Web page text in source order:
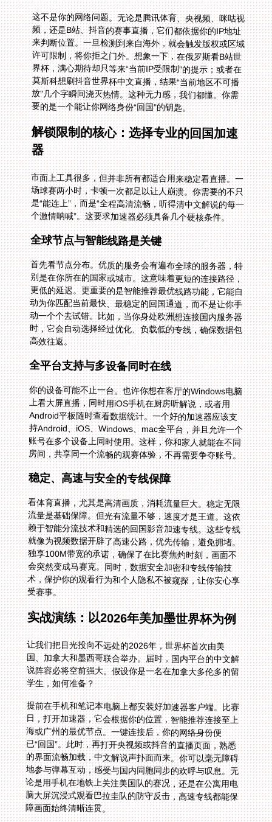
这不是你的网络问题。无论是腾讯体育、央视频、咪咕视
频，还是B站、抖音的赛事直播，它们都依据你的IP地址
来判断位置。一旦检测到来自海外，就会触发版权或区域
许可限制，将你拒之门外。想象一下，在俄罗斯看B站世
界杯，满心期待却只等来“当前IP受限制”的提示；或者在
莫斯科想刷抖音世界杯中文直播，结果“当前地区不可播
放”几个字瞬间浇灭热情。这种无力感，我们都懂。你需
要的是一个能让你网络身份“回国”的钥匙。
解锁限制的核心：选择专业的回国加速
器
市面上工具很多，但并非所有都适合用来稳定看直播。一
场球赛两小时，卡顿一次都足以让人崩溃。你需要的不只
是“能连上”，而是“全程高清流畅，听得清中文解说的每一
个激情呐喊”。这要求加速器必须具备几个硬核条件。
全球节点与智能线路是关键
首先看节点分布。优质的服务会有遍布全球的服务器，特
别是在你所在的国家或城市。这意味着更短的连接路径，
更低的延迟。更重要的是智能推荐最优线路功能，它能自
动为你匹配当前最快、最稳定的回国通道，而不是让你手
动一个个去试错。比如，当你身处欧洲想连接国内服务器
时，它会自动选择经过优化、负载低的专线，确保数据包
高效往返。
全平台支持与多设备同时在线
你的设备可能不止一台。也许你想在客厅的Windows电脑
上看大屏直播，同时用iOS手机在厨房听解说，或者用
Android平板随时查看数据统计。一个好的加速器应该支
持Android、iOS、Windows、mac全平台，并且允许一个
账号在多个设备上同时使用。这样，你和家人就能在不同
房间，共享同一个流畅的观赛体验，不再需要争夺账号。
稳定、高速与安全的专线保障
看体育直播，尤其是高清画质，消耗流量巨大。稳定无限
流量是基础保障。但光有流量不够，速度才是王道。这依
赖于智能分流技术和精选的回国影音加速专线。这些专线
就像为视频数据开辟了高速公路，优先传输，避免拥堵。
独享100M带宽的承诺，确保了在比赛焦灼时刻，画面不
会突然变成马赛克。同时，数据安全加密和专线传输技
术，保护你的观看行为和个人隐私不被窥探，让你安心享
受赛事。
实战演练：以2026年美加墨世界杯为例
让我们把目光投向不远处的2026年，世界杯首次由美
国、加拿大和墨西哥联合举办。届时，国内平台的中文解
说阵容必将空前强大。假设你是一名在加拿大多伦多的留
学生，如何准备？
提前在手机和笔记本电脑上都安装好加速器客户端。比赛
日，打开加速器，它会根据你的位置，智能推荐连接至上
海或广州的最优节点。一键连接后，你的网络身份便
已“回国”。此时，再打开央视频或抖音的直播页面，熟悉
的界面流畅加载，中文解说声扑面而来。你可以毫无障碍
地参与弹幕互动，感受与国内同胞同步的欢呼与叹息。无
论是用手机在地铁上关注美国队的赛况，还是在公寓用电
脑大屏沉浸式观看巴拉圭队的防守反击，高速专线都能保
障画面始终清晰连贯。